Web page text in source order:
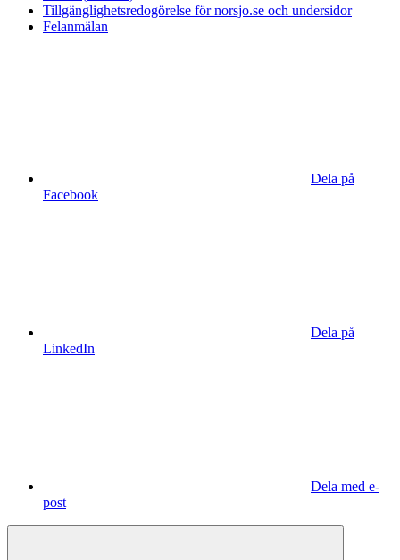
Tillgänglighetsredogörelse för norsjo.se och undersidor
Felanmälan
Dela på
Facebook
Dela på
LinkedIn
Dela med e-
post